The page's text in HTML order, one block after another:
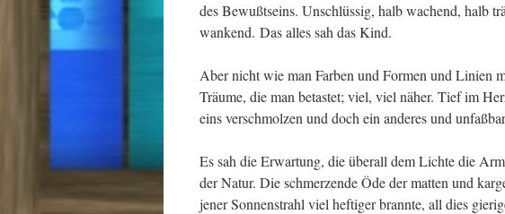
des Bewußtseins. Unschlüssig, halb wachend, halb
wankend. Das alles sah das Kind.
Aber nicht wie man Farben und Formen und Linien
Träume, die man betastet; viel, viel näher. Tief im
eins verschmolzen und doch ein anderes und
Es sah die Erwartung, die überall dem Lichte die
der Natur. Die schmerzende Öde der matten und
jener Sonnenstrahl viel heftiger brannte, all dies